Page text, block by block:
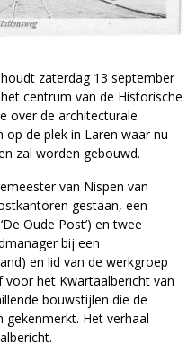
zaterdag 13 september
centrum van de Historische
over de architecturale
de plek in Laren waar nu
zal worden gebouwd.
van Nispen van
gestaan, een
Oude Post’) en twee
bij een
en lid van de werkgroep
voor het Kwartaalbericht van
bouwstijlen die de
gekenmerkt. Het verhaal